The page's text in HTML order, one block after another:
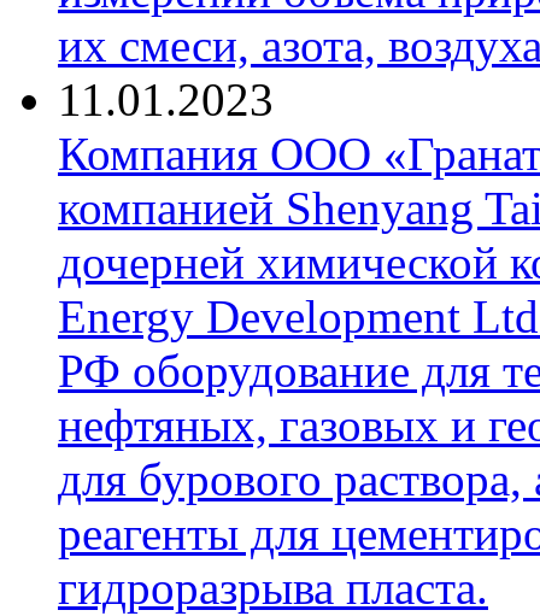
их смеси, азота,
11.01.2023
Компания ООО
компанией Shenyang
дочерней химической
Energy Development
РФ оборудование для
нефтяных, газовых и
для бурового
реагенты для
гидроразрыва пласта.